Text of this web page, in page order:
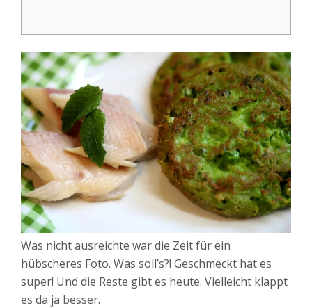
Was nicht ausreichte war die Zeit für ein
hübscheres Foto. Was soll’s?! Geschmeckt hat es
super! Und die Reste gibt es heute. Vielleicht klappt
es da ja besser.